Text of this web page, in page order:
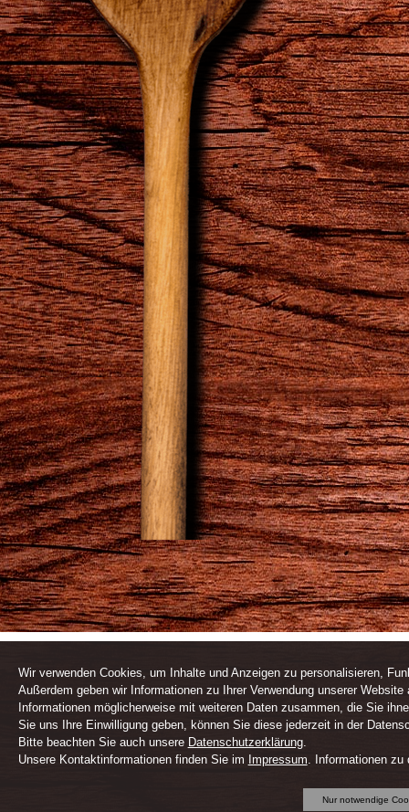
Wir verwenden Cookies, um Inhalte und Anzeigen zu personalisieren,
Außerdem geben wir Informationen zu Ihrer Verwendung unserer
Informationen möglicherweise mit weiteren Daten zusammen, die Sie
Sie uns Ihre Einwilligung geben, können Sie diese jederzeit in der
Bitte beachten Sie auch unsere Datenschutzerklärung.
Unsere Kontaktinformationen finden Sie im Impressum . Informationen
Nur notwendige